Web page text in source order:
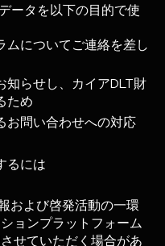
ータを以下の目的で使
ムについてご連絡を差し
知らせし、カイアDLT財
ため
お問い合わせへの対応
るには
および啓発活動の一環
ョンプラットフォーム
せていただく場合があ